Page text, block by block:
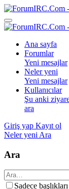
Ana sayfa
Forumlar
Yeni mesajlar
Neler yeni
Yeni mesajlar
Kullanıcılar
Şu anki
ara
Giriş yap Kayıt ol
Neler yeni Ara
Ara
Sadece